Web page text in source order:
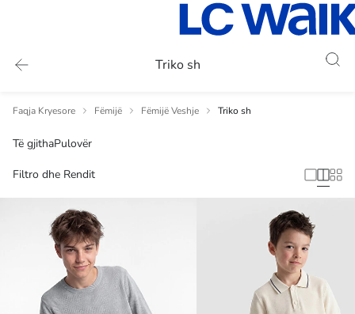
Triko sh
Faqja Kryesore Fëmijë Fëmijë Veshje Triko sh
Të gjithaPulovër
Filtro dhe Rendit